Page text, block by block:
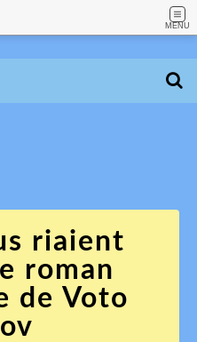
MENU
riaient
roman
de Voto